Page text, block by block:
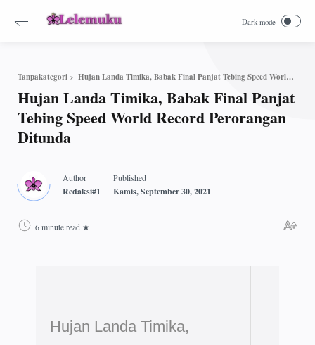
Tanpakategori Hujan Landa Timika, Babak Final Panjat Tebing Speed World Record Perorangan Ditunda
Hujan Landa Timika, Babak Final Panjat
Tebing Speed World Record Perorangan
Ditunda
6 minute read
Hujan Landa Timika,